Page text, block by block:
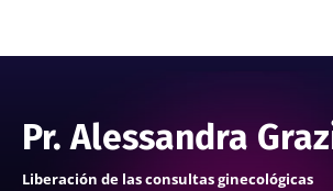
Pr. Alessandra
Liberación de las consultas ginecológicas